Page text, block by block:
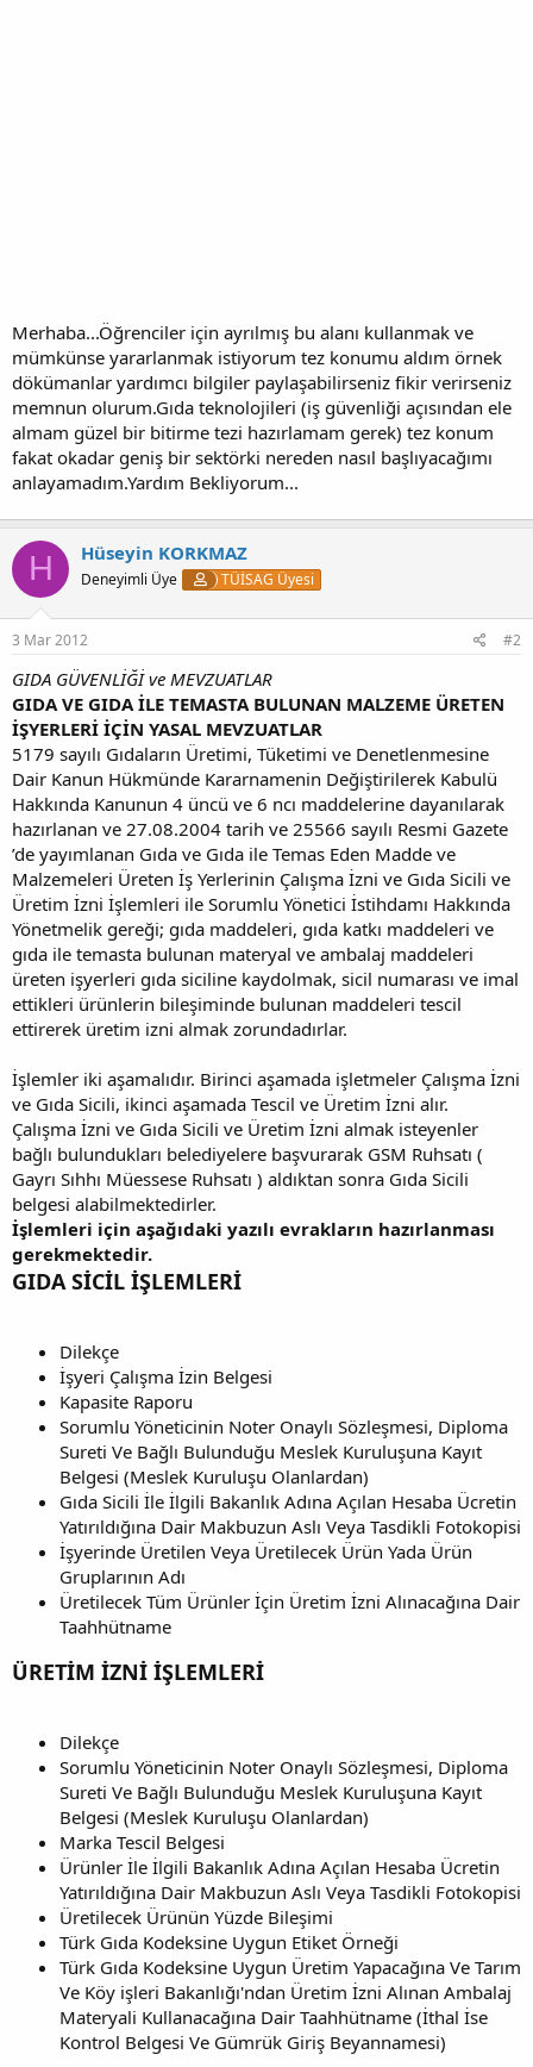
Merhaba...Öğrenciler için ayrılmış bu alanı kullanmak ve
mümkünse yararlanmak istiyorum tez konumu aldım örnek
dökümanlar yardımcı bilgiler paylaşabilirseniz fikir verirseniz
memnun olurum.Gıda teknolojileri (iş güvenliği açısından ele
almam güzel bir bitirme tezi hazırlamam gerek) tez konum
fakat okadar geniş bir sektörki nereden nasıl başlıyacağımı
anlayamadım.Yardım Bekliyorum...
H Hüseyin KORKMAZ
Deneyimli Üye TÜİSAG Üyesi
3 Mar 2012 #2
GIDA GÜVENLİĞİ ve MEVZUATLAR
GIDA VE GIDA İLE TEMASTA BULUNAN MALZEME ÜRETEN
İŞYERLERİ İÇİN YASAL MEVZUATLAR
5179 sayılı Gıdaların Üretimi, Tüketimi ve Denetlenmesine
Dair Kanun Hükmünde Kararnamenin Değiştirilerek Kabulü
Hakkında Kanunun 4 üncü ve 6 ncı maddelerine dayanılarak
hazırlanan ve 27.08.2004 tarih ve 25566 sayılı Resmi Gazete
’de yayımlanan Gıda ve Gıda ile Temas Eden Madde ve
Malzemeleri Üreten İş Yerlerinin Çalışma İzni ve Gıda Sicili ve
Üretim İzni İşlemleri ile Sorumlu Yönetici İstihdamı Hakkında
Yönetmelik gereği; gıda maddeleri, gıda katkı maddeleri ve
gıda ile temasta bulunan materyal ve ambalaj maddeleri
üreten işyerleri gıda siciline kaydolmak, sicil numarası ve imal
ettikleri ürünlerin bileşiminde bulunan maddeleri tescil
ettirerek üretim izni almak zorundadırlar.
İşlemler iki aşamalıdır. Birinci aşamada işletmeler Çalışma İzni
ve Gıda Sicili, ikinci aşamada Tescil ve Üretim İzni alır.
Çalışma İzni ve Gıda Sicili ve Üretim İzni almak isteyenler
bağlı bulundukları belediyelere başvurarak GSM Ruhsatı (
Gayrı Sıhhı Müessese Ruhsatı ) aldıktan sonra Gıda Sicili
belgesi alabilmektedirler.
İşlemleri için aşağıdaki yazılı evrakların hazırlanması
gerekmektedir.
GIDA SİCİL İŞLEMLERİ
Dilekçe
İşyeri Çalışma İzin Belgesi
Kapasite Raporu
Sorumlu Yöneticinin Noter Onaylı Sözleşmesi, Diploma
Sureti Ve Bağlı Bulunduğu Meslek Kuruluşuna Kayıt
Belgesi (Meslek Kuruluşu Olanlardan)
Gıda Sicili İle İlgili Bakanlık Adına Açılan Hesaba Ücretin
Yatırıldığına Dair Makbuzun Aslı Veya Tasdikli Fotokopisi
İşyerinde Üretilen Veya Üretilecek Ürün Yada Ürün
Gruplarının Adı
Üretilecek Tüm Ürünler İçin Üretim İzni Alınacağına Dair
Taahhütname
ÜRETİM İZNİ İŞLEMLERİ
Dilekçe
Sorumlu Yöneticinin Noter Onaylı Sözleşmesi, Diploma
Sureti Ve Bağlı Bulunduğu Meslek Kuruluşuna Kayıt
Belgesi (Meslek Kuruluşu Olanlardan)
Marka Tescil Belgesi
Ürünler İle İlgili Bakanlık Adına Açılan Hesaba Ücretin
Yatırıldığına Dair Makbuzun Aslı Veya Tasdikli Fotokopisi
Üretilecek Ürünün Yüzde Bileşimi
Türk Gıda Kodeksine Uygun Etiket Örneği
Türk Gıda Kodeksine Uygun Üretim Yapacağına Ve Tarım
Ve Köy işleri Bakanlığı'ndan Üretim İzni Alınan Ambalaj
Materyali Kullanacağına Dair Taahhütname (İthal İse
Kontrol Belgesi Ve Gümrük Giriş Beyannamesi)